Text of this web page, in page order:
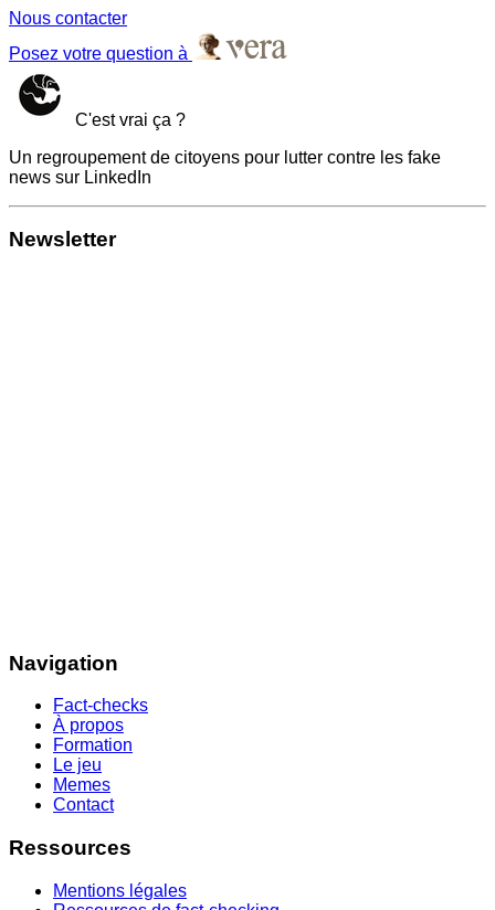
Nous contacter
Posez votre question à
C'est vrai ça ?
Un regroupement de citoyens pour lutter contre les fake
news sur LinkedIn
Newsletter
Navigation
Fact-checks
À propos
Formation
Le jeu
Memes
Contact
Ressources
Mentions légales